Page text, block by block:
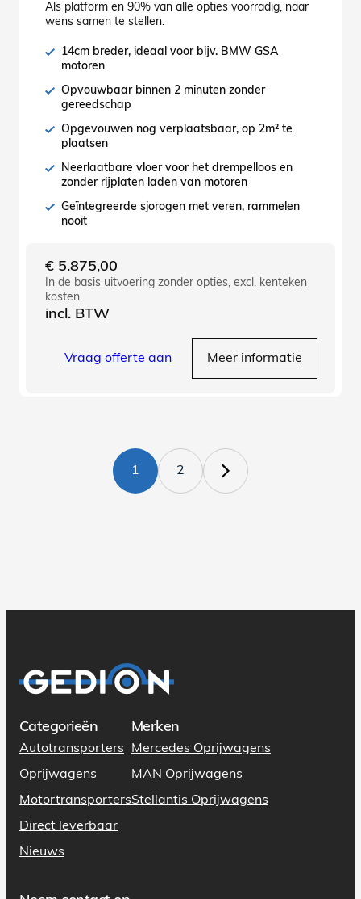
Als platform en 90% van alle opties voorradig, naar
wens samen te stellen.
14cm breder, ideaal voor bijv. BMW GSA
motoren
Opvouwbaar binnen 2 minuten zonder
gereedschap
Opgevouwen nog verplaatsbaar, op 2m² te
plaatsen
Neerlaatbare vloer voor het drempelloos en
zonder rijplaten laden van motoren
Geïntegreerde sjorogen met veren, rammelen
nooit
€ 5.875,00
In de basis uitvoering zonder opties, excl. kenteken
kosten.
incl. BTW
Vraag offerte aan Meer informatie
1 2
Categorieën
Autotransporters
Oprijwagens
Motortransporters
Direct leverbaar
Nieuws
Merken
Mercedes Oprijwagens
MAN Oprijwagens
Stellantis Oprijwagens